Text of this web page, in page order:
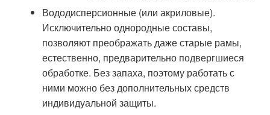
Вододисперсионные (или акриловые).
Исключительно однородные составы,
позволяют преображать даже старые рамы,
естественно, предварительно подвергшиеся
обработке. Без запаха, поэтому работать с
ними можно без дополнительных средств
индивидуальной защиты.